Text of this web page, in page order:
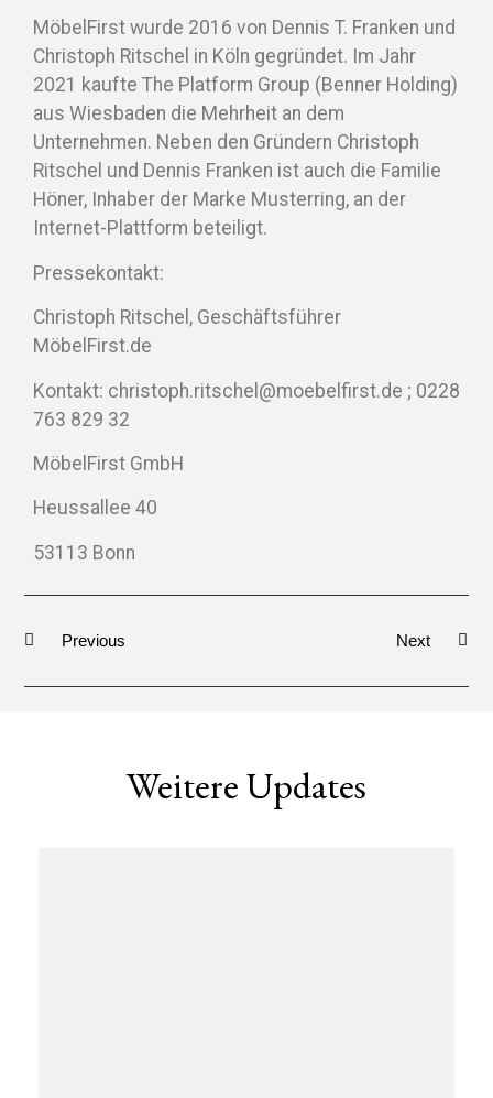
MöbelFirst wurde 2016 von Dennis T. Franken und
Christoph Ritschel in Köln gegründet. Im Jahr
2021 kaufte The Platform Group (Benner Holding)
aus Wiesbaden die Mehrheit an dem
Unternehmen. Neben den Gründern Christoph
Ritschel und Dennis Franken ist auch die Familie
Höner, Inhaber der Marke Musterring, an der
Internet-Plattform beteiligt.
Pressekontakt:
Christoph Ritschel, Geschäftsführer
MöbelFirst.de
Kontakt: christoph.ritschel@moebelfirst.de ; 0228
763 829 32
MöbelFirst GmbH
Heussallee 40
53113 Bonn
Previous Next
Weitere Updates